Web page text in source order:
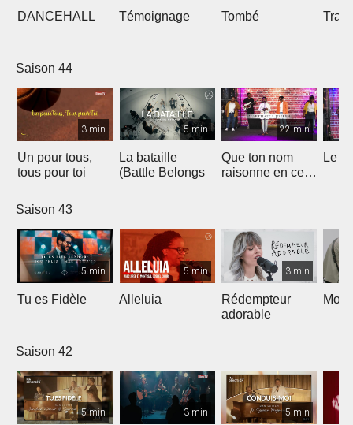
DANCEHALL Témoignage Tombé
Saison 44
3 min
Un pour tous,
tous pour toi
5 min
La bataille
(Battle Belongs
22 min
Que ton nom
raisonne en ce
Le
Saison 43
5 min
Tu es Fidèle
5 min
Alleluia
3 min
Rédempteur
adorable
Mon
Saison 42
5 min 3 min 5 min